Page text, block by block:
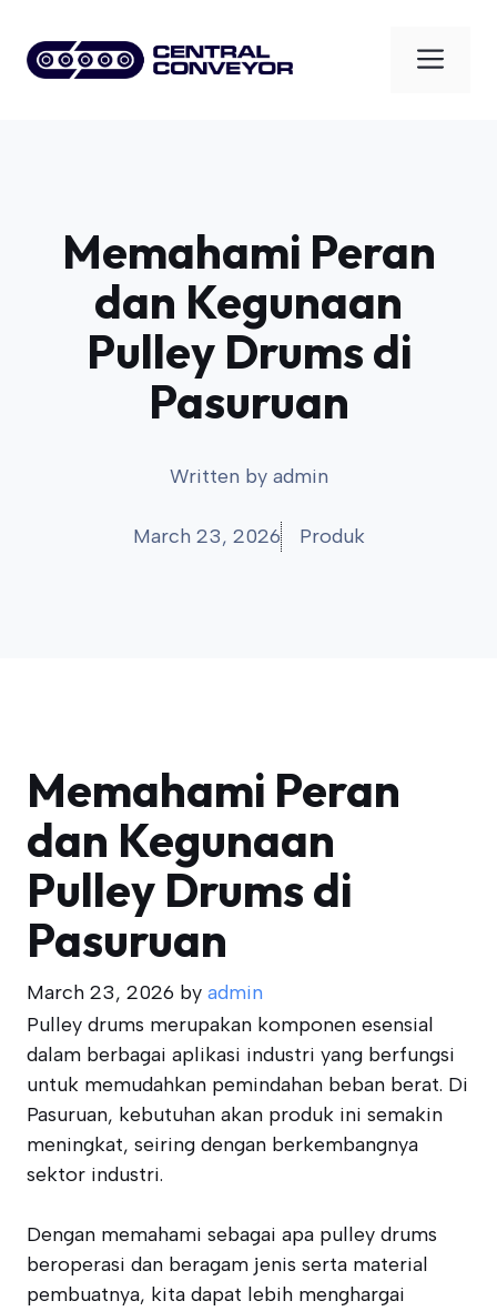
content
Memahami Peran
dan Kegunaan
Pulley Drums di
Pasuruan
Written by admin
March 23, 2026 Produk
Memahami Peran
dan Kegunaan
Pulley Drums di
Pasuruan
March 23, 2026 by admin
Pulley drums merupakan komponen esensial
dalam berbagai aplikasi industri yang berfungsi
untuk memudahkan pemindahan beban berat. Di
Pasuruan, kebutuhan akan produk ini semakin
meningkat, seiring dengan berkembangnya
sektor industri.
Dengan memahami sebagai apa pulley drums
beroperasi dan beragam jenis serta material
pembuatnya, kita dapat lebih menghargai